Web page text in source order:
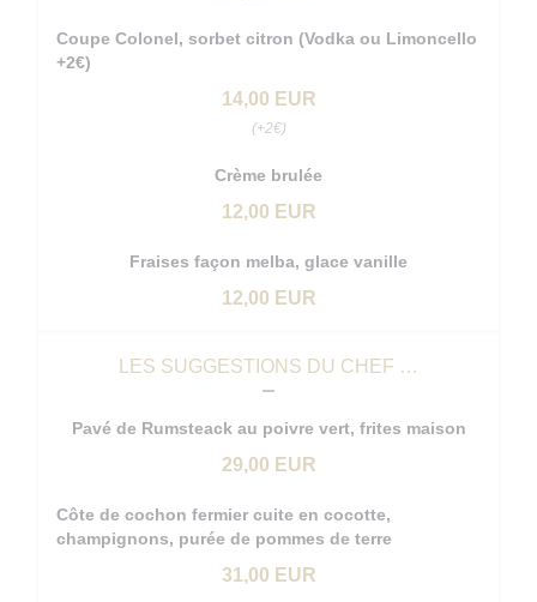
Coupe Colonel, sorbet citron (Vodka ou Limoncello
+2€)
14,00 EUR
(+2€)
Crème brulée
12,00 EUR
Fraises façon melba, glace vanille
12,00 EUR
LES SUGGESTIONS DU CHEF …
Pavé de Rumsteack au poivre vert, frites maison
29,00 EUR
Côte de cochon fermier cuite en cocotte,
champignons, purée de pommes de terre
31,00 EUR